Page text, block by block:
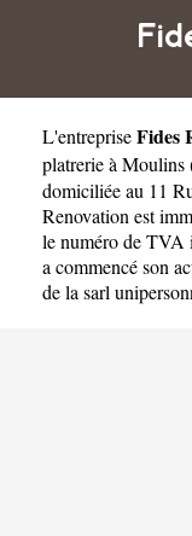
L'entrepriseFides
platrerie à Moulins
domiciliée au 11
Renovation est
le numéro de TVA
a commencé son
de la sarl